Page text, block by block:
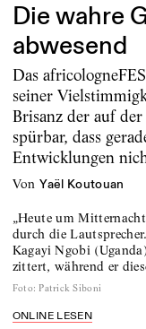
Die wahre
abwesend
Das
seiner
Brisanz der auf
spürbar, dass
Entwicklungen
von Yaël Koutouan
„Heute um
durch die
Kagayi Ngobi
zittert, während er
Foto: Patrick Siboni
ONLINE LESEN